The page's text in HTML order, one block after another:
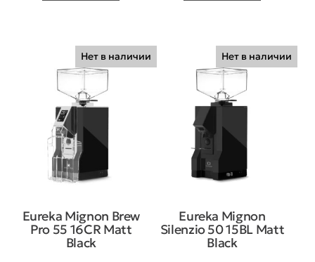
Нет в наличии
Eureka Mignon Brew
Pro 55 16CR Matt
Black
Нет в наличии
Eureka Mignon
Silenzio 50 15BL Matt
Black